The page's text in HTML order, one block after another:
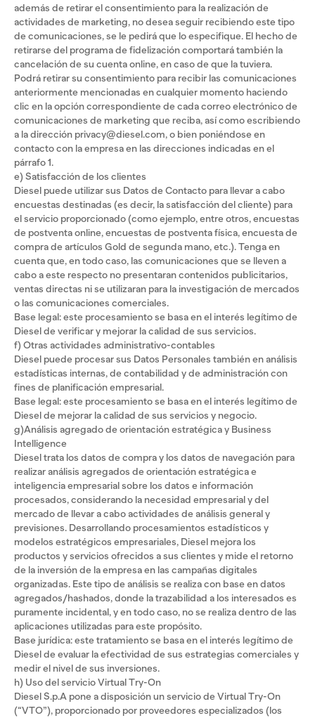
además de retirar el consentimiento para la realización de
actividades de marketing, no desea seguir recibiendo este tipo
de comunicaciones, se le pedirá que lo especifique. El hecho de
retirarse del programa de fidelización comportará también la
cancelación de su cuenta online, en caso de que la tuviera.
Podrá retirar su consentimiento para recibir las comunicaciones
anteriormente mencionadas en cualquier momento haciendo
clic en la opción correspondiente de cada correo electrónico de
comunicaciones de marketing que reciba, así como escribiendo
a la dirección privacy@diesel.com, o bien poniéndose en
contacto con la empresa en las direcciones indicadas en el
párrafo 1.
e) Satisfacción de los clientes
Diesel puede utilizar sus Datos de Contacto para llevar a cabo
encuestas destinadas (es decir, la satisfacción del cliente) para
el servicio proporcionado (como ejemplo, entre otros, encuestas
de postventa online, encuestas de postventa física, encuesta de
compra de artículos Gold de segunda mano, etc.). Tenga en
cuenta que, en todo caso, las comunicaciones que se lleven a
cabo a este respecto no presentaran contenidos publicitarios,
ventas directas ni se utilizaran para la investigación de mercados
o las comunicaciones comerciales.
Base legal: este procesamiento se basa en el interés legítimo de
Diesel de verificar y mejorar la calidad de sus servicios.
f) Otras actividades administrativo-contables
Diesel puede procesar sus Datos Personales también en análisis
estadísticas internas, de contabilidad y de administración con
fines de planificación empresarial.
Base legal: este procesamiento se basa en el interés legítimo de
Diesel de mejorar la calidad de sus servicios y negocio.
g)Análisis agregado de orientación estratégica y Business
Intelligence
Diesel trata los datos de compra y los datos de navegación para
realizar análisis agregados de orientación estratégica e
inteligencia empresarial sobre los datos e información
procesados, considerando la necesidad empresarial y del
mercado de llevar a cabo actividades de análisis general y
previsiones. Desarrollando procesamientos estadísticos y
modelos estratégicos empresariales, Diesel mejora los
productos y servicios ofrecidos a sus clientes y mide el retorno
de la inversión de la empresa en las campañas digitales
organizadas. Este tipo de análisis se realiza con base en datos
agregados/hashados, donde la trazabilidad a los interesados es
puramente incidental, y en todo caso, no se realiza dentro de las
aplicaciones utilizadas para este propósito.
Base jurídica: este tratamiento se basa en el interés legítimo de
Diesel de evaluar la efectividad de sus estrategias comerciales y
medir el nivel de sus inversiones.
h) Uso del servicio Virtual Try-On
Diesel S.p.A pone a disposición un servicio de Virtual Try-On
(“VTO”), proporcionado por proveedores especializados (los